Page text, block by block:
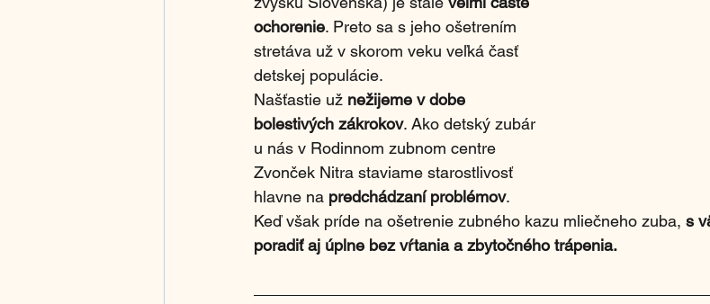
ochorenie. Preto sa s jeho ošetrením
stretáva už v skorom veku veľká časť
detskej populácie.
Našťastie už nežijeme v dobe
bolestivých zákrokov. Ako detský zubár
u nás v Rodinnom zubnom centre
Zvonček Nitra staviame starostlivosť
hlavne na predchádzaní problémov.
Keď však príde na ošetrenie zubného kazu mliečneho zuba, s
poradiť aj úplne bez vŕtania a zbytočného trápenia.